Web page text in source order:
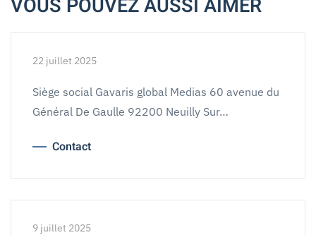
VOUS POUVEZ AUSSI AIMER
22 juillet 2025
Siège social Gavaris global Medias 60 avenue du
Général De Gaulle 92200 Neuilly Sur…
Contact
9 juillet 2025